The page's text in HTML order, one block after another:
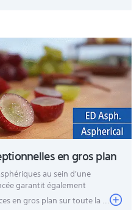
en gros plan
au sein d'une
garantit également
en gros plan sur toute la ...